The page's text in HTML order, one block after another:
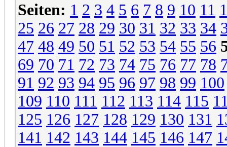
Seiten: 1 2 3 4 5 6 7 8 9 10 11
25 26 27 28 29 30 31 32 33 34
47 48 49 50 51 52 53 54 55 56
69 70 71 72 73 74 75 76 77 78
91 92 93 94 95 96 97 98 99 100
109 110 111 112 113 114 115
125 126 127 128 129 130 131
141 142 143 144 145 146 147